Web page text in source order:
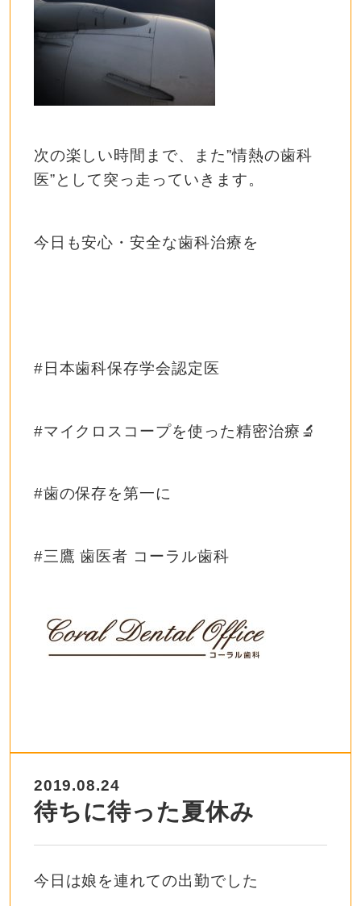
次の楽しい時間まで、また”情熱の歯科
医”として突っ走っていきます。
今日も安心・安全な歯科治療を
#日本歯科保存学会認定医
#マイクロスコープを使った精密治療🔬
#歯の保存を第一に
#三鷹 歯医者 コーラル歯科
2019.08.24
待ちに待った夏休み
今日は娘を連れての出勤でした